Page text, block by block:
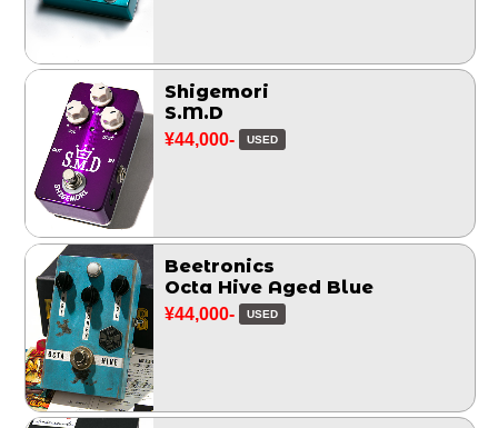
Shigemori
S.M.D
¥44,000- USED
Beetronics
Octa Hive Aged Blue
¥44,000- USED